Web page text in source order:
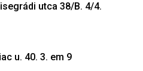
utca 38/B. 4/4.
u. 40. 3. em 9